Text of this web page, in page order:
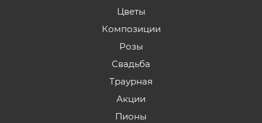
Цветы
Композиции
Розы
Свадьба
Траурная
Акции
Пионы